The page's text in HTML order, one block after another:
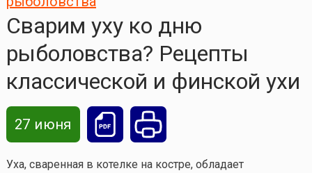
Сварим уху ко дню
рыболовства? Рецепты
классической и финской ухи
27 июня
Уха, сваренная в котелке на костре, обладает